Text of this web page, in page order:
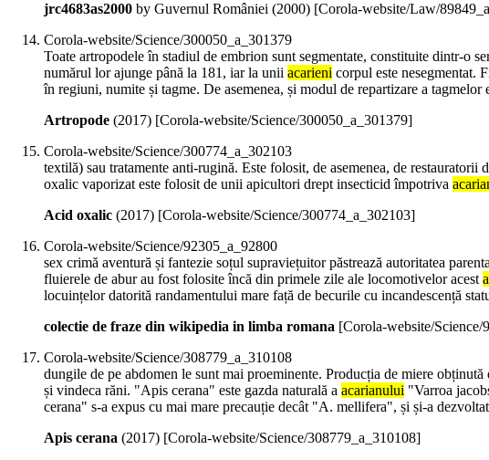
jrc4683as2000 by Guvernul României (2000) [Corola-website/Law/
Corola-website/Science/300050_a_301379
Toate artropodele în stadiul de embrion sunt segmentate, constituite dintr-o
numărul lor ajunge până la 181, iar la unii acarieni corpul este nesegmentat.
în regiuni, numite și tagme. De asemenea, și modul de repartizare a
Artropode (2017) [Corola-website/Science/300050_a_301379]
Corola-website/Science/300774_a_302103
textilă) sau tratamente anti-rugină. Este folosit, de asemenea, de
oxalic vaporizat este folosit de unii apicultori drept insecticid împotriva
Acid oxalic (2017) [Corola-website/Science/300774_a_302103]
Corola-website/Science/92305_a_92800
sex crimă aventură și fantezie soțul supraviețuitor păstrează autoritatea
fluierele de abur au fost folosite încă din primele zile ale locomotivelor acest
locuințelor datorită randamentului mare față de becurile cu incandescență
colectie de fraze din wikipedia in limba romana [Corola-website/Science/
Corola-website/Science/308779_a_310108
dungile de pe abdomen le sunt mai proeminente. Producția de miere
și vindeca răni. "Apis cerana" este gazda naturală a acarianului "Varroa
cerana" s-a expus cu mai mare precauție decât "A. mellifera", și și-a
Apis cerana (2017) [Corola-website/Science/308779_a_310108]